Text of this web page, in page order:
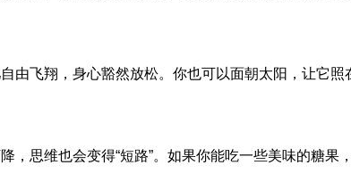
由飞翔，身心豁然放松。你也可以面朝太阳，让它
，思维也会变得“短路”。如果你能吃一些美味的糖果